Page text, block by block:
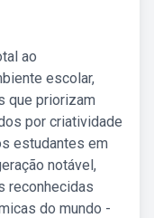
ao
escolar,
que priorizam
por criatividade
estudantes em
notável,
reconhecidas
do mundo -